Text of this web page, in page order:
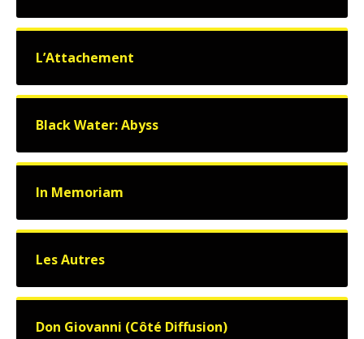
L’Attachement
Black Water: Abyss
In Memoriam
Les Autres
Don Giovanni (Côté Diffusion)